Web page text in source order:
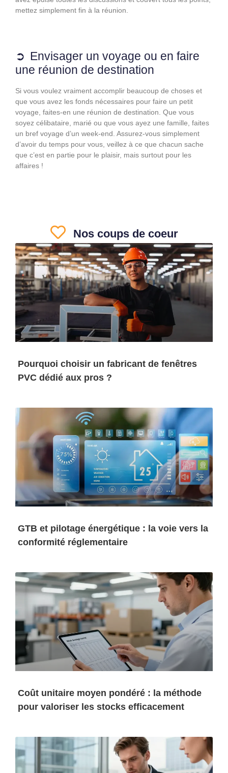
mettez simplement fin à la réunion.
Envisager un voyage ou en faire
une réunion de destination
Si vous voulez vraiment accomplir beaucoup de choses et
que vous avez les fonds nécessaires pour faire un petit
voyage, faites-en une réunion de destination. Que vous
soyez célibataire, marié ou que vous ayez une famille, faites
un bref voyage d’un week-end. Assurez-vous simplement
d’avoir du temps pour vous, veillez à ce que chacun sache
que c’est en partie pour le plaisir, mais surtout pour les
affaires !
Nos coups de coeur
Pourquoi choisir un fabricant de fenêtres
PVC dédié aux pros ?
GTB et pilotage énergétique : la voie vers la
conformité réglementaire
Coût unitaire moyen pondéré : la méthode
pour valoriser les stocks efficacement